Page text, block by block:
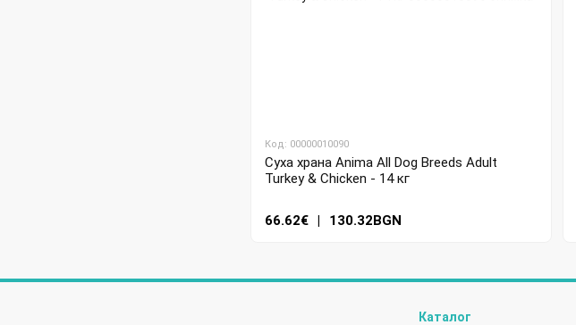
Код: 00000010090
Суха храна Anima All Dog Breeds Adult
Turkey & Chicken - 14 кг
66.62€ | 130.32BGN
Каталог